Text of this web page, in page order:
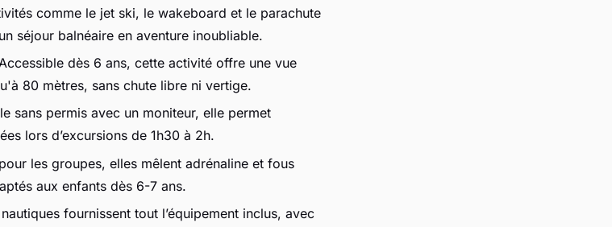
comme le jet ski, le wakeboard et le parachute
séjour balnéaire en aventure inoubliable.
dès 6 ans, cette activité offre une vue
80 mètres, sans chute libre ni vertige.
sans permis avec un moniteur, elle permet
lors d’excursions de 1h30 à 2h.
les groupes, elles mêlent adrénaline et fous
aux enfants dès 6-7 ans.
fournissent tout l’équipement inclus, avec